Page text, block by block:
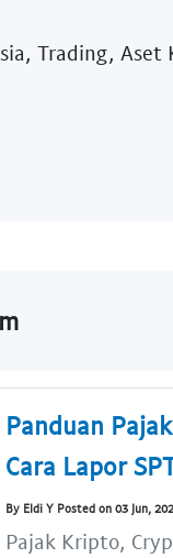
Trading, Aset
Panduan
Cara Lapor
By Eldi Y Posted on 03 Jun,
Pajak Kripto,